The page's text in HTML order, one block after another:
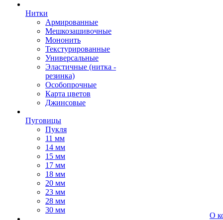
Нитки
Армированные
Мешкозашивочные
Мононить
Текстурированные
Универсальные
Эластичные (нитка -
резинка)
Особопрочные
Карта цветов
Джинсовые
Пуговицы
Пукля
11 мм
14 мм
15 мм
17 мм
18 мм
20 мм
23 мм
28 мм
30 мм
О